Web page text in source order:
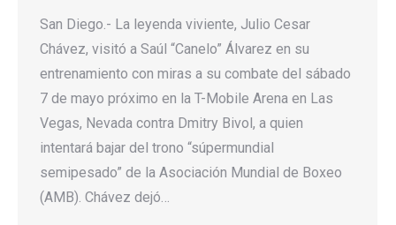
San Diego.- La leyenda viviente, Julio Cesar
Chávez, visitó a Saúl “Canelo” Álvarez en su
entrenamiento con miras a su combate del sábado
7 de mayo próximo en la T-Mobile Arena en Las
Vegas, Nevada contra Dmitry Bivol, a quien
intentará bajar del trono “súpermundial
semipesado” de la Asociación Mundial de Boxeo
(AMB). Chávez dejó…